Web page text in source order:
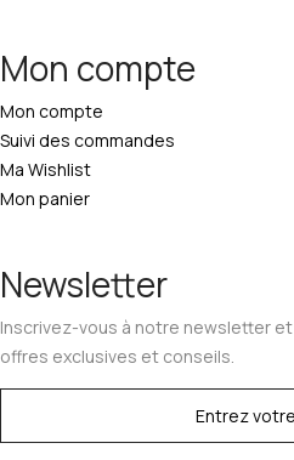
Mon compte
Mon compte
Suivi des commandes
Ma Wishlist
Mon panier
Newsletter
Inscrivez-vous à notre newsletter
offres exclusives et conseils.